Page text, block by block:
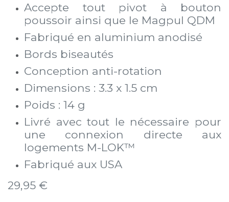
Accepte tout pivot à bouton
poussoir ainsi que le Magpul QDM
Fabriqué en aluminium anodisé
Bords biseautés
Conception anti-rotation
Dimensions : 3.3 x 1.5 cm
Poids : 14 g
Livré avec tout le nécessaire pour
une connexion directe aux
logements M-LOK™
Fabriqué aux USA
29,95 €